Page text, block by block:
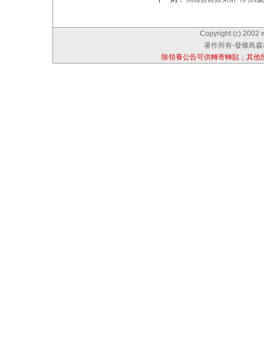
Copyright (c) 2002
著作所有-發條鳥
除領養公告可供轉寄轉貼；其